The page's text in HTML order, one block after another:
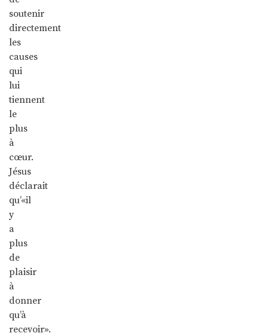
soutenir
directement
les
causes
qui
lui
tiennent
le
plus
à
cœur.
Jésus
déclarait
qu’«il
y
a
plus
de
plaisir
à
donner
qu’à
recevoir».